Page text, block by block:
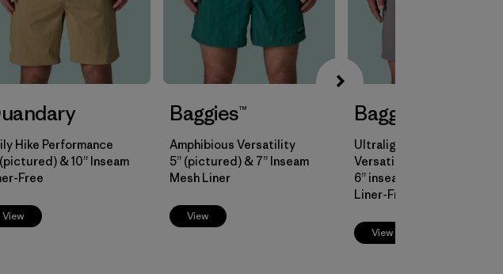
Hike Performance
& 10” Inseam
Free
View
Baggies™
Amphibious Versatility
5” (pictured) & 7” Inseam
Mesh Liner
View
Baggies™ Lights
Ultralight Amphibious
Versatility
6” inseam
Liner-Free
View